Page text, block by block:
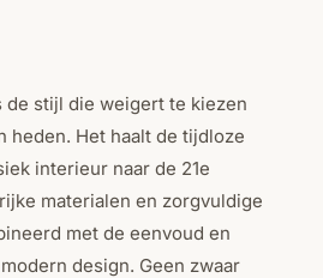
de stijl die weigert te kiezen
heden. Het haalt de tijdloze
interieur naar de 21e
materialen en zorgvuldige
met de eenvoud en
design. Geen zwaar